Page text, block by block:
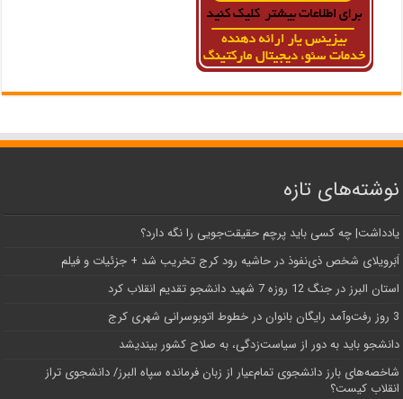
نوشته‌های تازه
یادداشت| ‌چه کسی باید پرچم حقیقت‌جویی را نگه دارد؟
اَبَر‌ویلای شخص ذی‌نفوذ در حاشیه‌ رود کرج تخریب شد + جزئیات و فیلم
استان البرز در جنگ 12 روزه 7 شهید دانشجو تقدیم انقلاب کرد
3 روز رفت‌وآمد رایگان بانوان در خطوط اتوبوسرانی شهری کرج
دانشجو باید به دور از سیاست‌زدگی، به صلاح کشور بیندیشد
شاخصه‌های بارز دانشجوی تمام‌عیار از زبان فرمانده سپاه البرز/ دانشجوی تراز
انقلاب کیست؟